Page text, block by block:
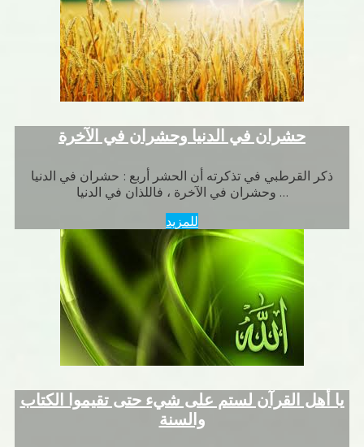
حشران في الدنيا وحشران في الآخرة
ذكر القرطبي في تذكرته أن الحشر أربع : حشران في الدنيا
وحشران في الآخرة ، فاللذان في الدنيا …
للمزيد
يا أهل القرآن لستم على شيء حتى تقيموا الكتاب
والسنة